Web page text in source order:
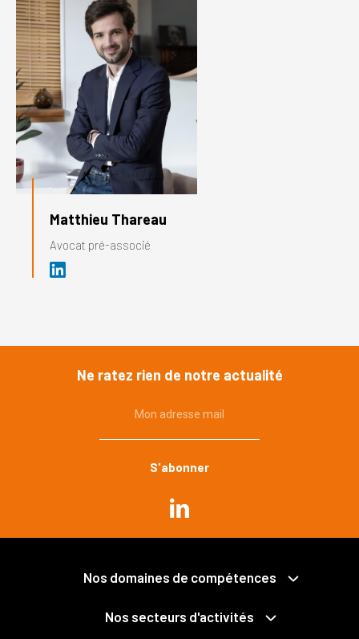
Matthieu Thareau
Avocat pré-associé
Ne ratez rien de notre actualité
Mon adresse mail
Nos domaines de compétences
Commande publique
Urbanisme, environnement
Immobilier, construction
Collectivités territoriales et intercommunalité
Fonction publique
Nos secteurs d'activités
Mobilités
Déchets